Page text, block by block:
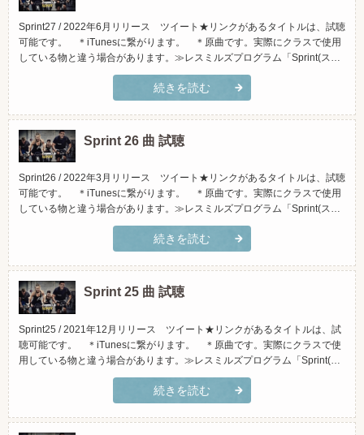
Sprint27 / 2022年6月リリース ツイート★リンクがあるタイトルは、試聴
可能です。 ＊iTunesに繋がります。 ＊原曲です。実際にクラスで使用
している物と違う場合があります。≫レスミルズプログラム「Sprint(スプ
リント)」とは？(スマホでご覧頂く場合、横向きになさって頂くと見やす
くなっております)トラックタイトルアーティストiTunesで試聴Amazonで
続きを読む
Sprint 26 曲 試聴
Sprint26 / 2022年3月リリース ツイート★リンクがあるタイトルは、試聴
可能です。 ＊iTunesに繋がります。 ＊原曲です。実際にクラスで使用
している物と違う場合があります。≫レスミルズプログラム「Sprint(スプ
リント)」とは？(スマホでご覧頂く場合、横向きになさって頂くと見やす
くなっております)トラックタイトルアーティストiTunesで試聴Amazonで
続きを読む
Sprint 25 曲 試聴
Sprint25 / 2021年12月リリース ツイート★リンクがあるタイトルは、試
聴可能です。 ＊iTunesに繋がります。 ＊原曲です。実際にクラスで使
用している物と違う場合があります。≫レスミルズプログラム「Sprint(ス
プリント)」とは？(スマホでご覧頂く場合、横向きになさって頂くと見や
すくなっております)トラックタイトルアーティストiTunesで試聴Amazon
続きを読む